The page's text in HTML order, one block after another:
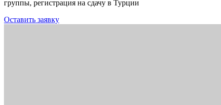
группы, регистрация на сдачу в Турции
Оставить заявку